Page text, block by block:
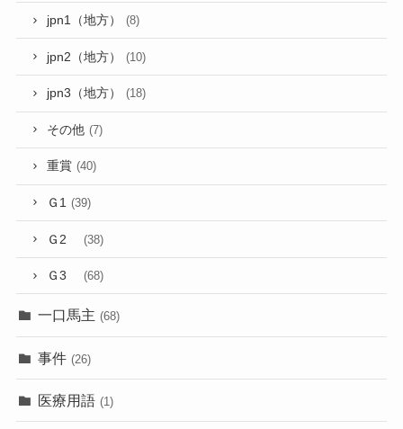
jpn1（地方） (8)
jpn2（地方） (10)
jpn3（地方） (18)
その他 (7)
重賞 (40)
Ｇ1 (39)
Ｇ2 (38)
Ｇ3 (68)
一口馬主 (68)
事件 (26)
医療用語 (1)